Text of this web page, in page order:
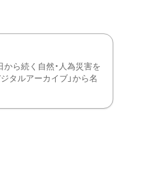
から続く自然・人為災害を
タルアーカイブ」から名